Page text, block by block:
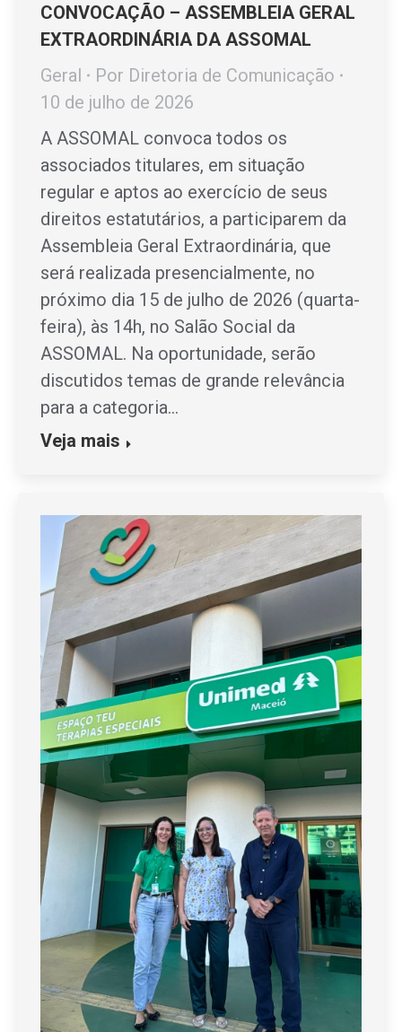
CONVOCAÇÃO – ASSEMBLEIA GERAL
EXTRAORDINÁRIA DA ASSOMAL
Geral
Por Diretoria de Comunicação
10 de julho de 2026
A ASSOMAL convoca todos os
associados titulares, em situação
regular e aptos ao exercício de seus
direitos estatutários, a participarem da
Assembleia Geral Extraordinária, que
será realizada presencialmente, no
próximo dia 15 de julho de 2026 (quarta-
feira), às 14h, no Salão Social da
ASSOMAL. Na oportunidade, serão
discutidos temas de grande relevância
para a categoria…
Veja mais